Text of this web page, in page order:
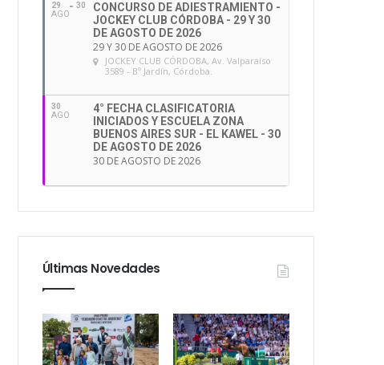
29
AGO
30
CONCURSO DE ADIESTRAMIENTO -
JOCKEY CLUB CÓRDOBA - 29 Y 30
DE AGOSTO DE 2026
29 Y 30 DE AGOSTO DE 2026
JOCKEY CLUB CÓRDOBA, Av. Valparaíso
3589 - Bº Jardín, Córdoba.
30
AGO
4° FECHA CLASIFICATORIA
INICIADOS Y ESCUELA ZONA
BUENOS AIRES SUR - EL KAWEL - 30
DE AGOSTO DE 2026
30 DE AGOSTO DE 2026
Últimas Novedades